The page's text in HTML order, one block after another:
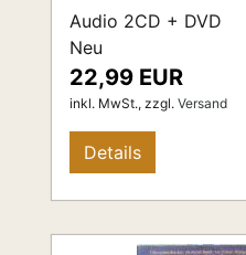
Audio 2CD + DVD
Neu
22,99 EUR
inkl. MwSt., zzgl. Versand
Details